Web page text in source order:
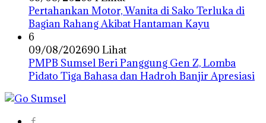
Pertahankan Motor, Wanita di Sako Terluka di
Bagian Rahang Akibat Hantaman Kayu
6
09/08/202690 Lihat
PMPB Sumsel Beri Panggung Gen Z, Lomba
Pidato Tiga Bahasa dan Hadroh Banjir Apresiasi